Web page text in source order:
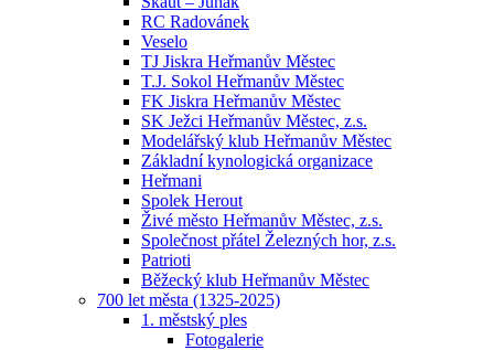
RC Radovánek
Veselo
TJ Jiskra Heřmanův Městec
T.J. Sokol Heřmanův Městec
FK Jiskra Heřmanův Městec
SK Ježci Heřmanův Městec, z.s.
Modelářský klub Heřmanův Městec
Základní kynologická organizace
Heřmani
Spolek Herout
Živé město Heřmanův Městec, z.s.
Společnost přátel Železných hor, z.s.
Patrioti
Běžecký klub Heřmanův Městec
700 let města (1325-2025)
1. městský ples
Fotogalerie